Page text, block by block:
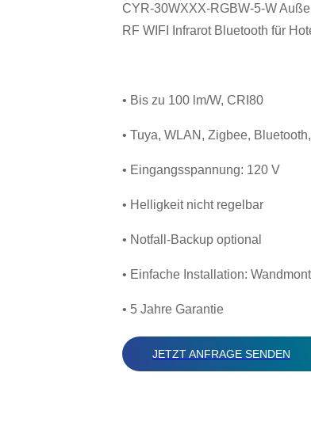
CYR-30WXXX-RGBW-5-W
RF WIFI Infrarot Bluetooth für
• Bis zu 100 lm/W, CRI80
• Tuya, WLAN, Zigbee,
• Eingangsspannung: 120 V
• Helligkeit nicht regelbar
• Notfall-Backup optional
• Einfache Installation:
• 5 Jahre Garantie
JETZT ANFRAGE SENDEN